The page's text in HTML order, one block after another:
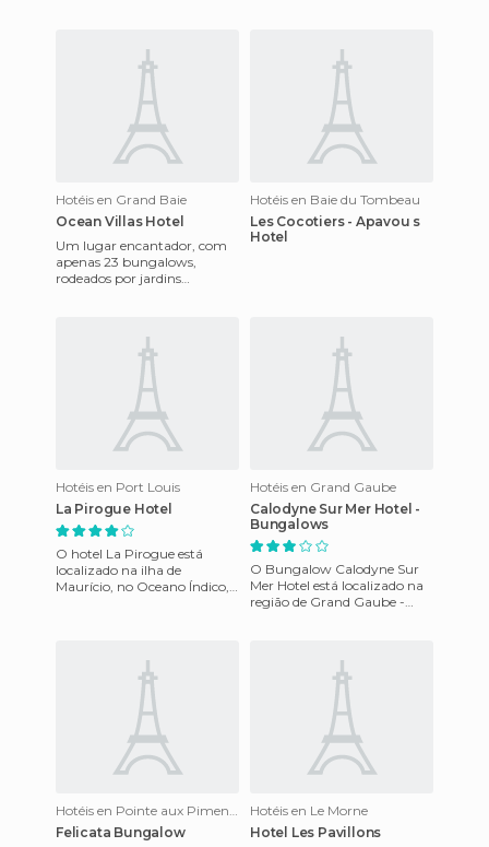
Hotéis en Grand Baie
Ocean Villas Hotel
Um lugar encantador, com
apenas 23 bungalows,
rodeados por jardins
Hotéis en Baie du Tombeau
Les Cocotiers - Apavou s
Hotel
Hotéis en Port Louis
La Pirogue Hotel
O hotel La Pirogue está
localizado na ilha de
Maurício, no Oceano Índico,
Hotéis en Grand Gaube
Calodyne Sur Mer Hotel -
Bungalows
O Bungalow Calodyne Sur
Mer Hotel está localizado na
região de Grand Gaube -
Felicata Bungalow
Hotéis en Le Morne
Hotel Les Pavillons